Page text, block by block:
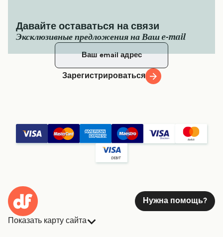
Давайте оставаться на связи
Эксклюзивные предложения на Ваш e-mail
Зарегистрироваться
Нужна помощь?
Показать карту сайта